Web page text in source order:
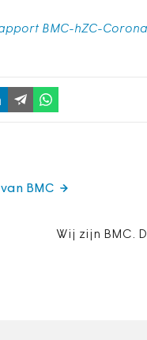
BMC-hZC-
Wij zijn BMC.
BMC